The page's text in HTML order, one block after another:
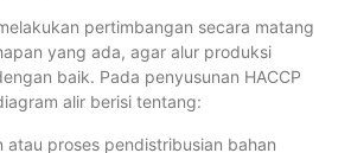
pertimbangan secara matang
yang ada, agar alur produksi
baik. Pada penyusunan HACCP
alir berisi tentang:
atau proses pendistribusian bahan